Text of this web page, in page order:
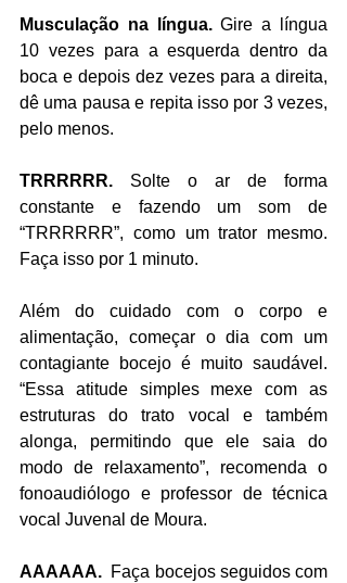
Musculação na língua. Gire a língua
10 vezes para a esquerda dentro da
boca e depois dez vezes para a direita,
dê uma pausa e repita isso por 3 vezes,
pelo menos.
TRRRRRR. Solte o ar de forma
constante e fazendo um som de
“TRRRRRR”, como um trator mesmo.
Faça isso por 1 minuto.
Além do cuidado com o corpo e
alimentação, começar o dia com um
contagiante bocejo é muito saudável.
“Essa atitude simples mexe com as
estruturas do trato vocal e também
alonga, permitindo que ele saia do
modo de relaxamento”, recomenda o
fonoaudiólogo e professor de técnica
vocal Juvenal de Moura.
AAAAAA.
  Faça bocejos seguidos com